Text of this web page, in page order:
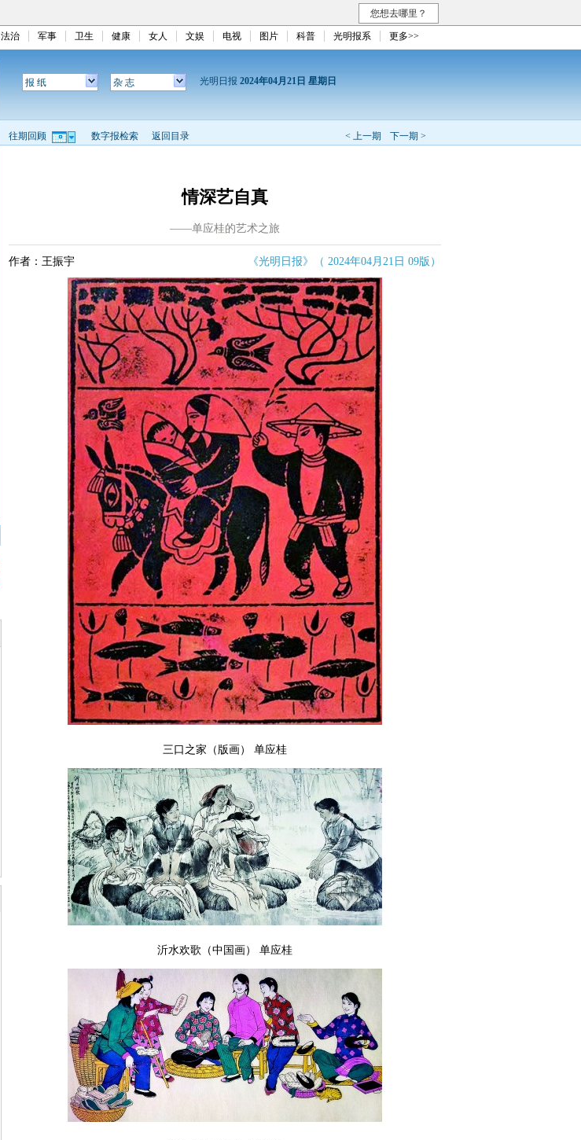
您想去哪里？
法治 军事 卫生 健康 女人 文娱 电视 图片 科普 光明报系 更多>>
报 纸 杂 志 光明日报 2024年04月21日 星期日
< 上一期 下一期 >
往期回顾 数字报检索 返回目录
情深艺自真
——单应桂的艺术之旅
作者：王振宇 《光明日报》（ 2024年04月21日 09版）
三口之家（版画） 单应桂
沂水欢歌（中国画） 单应桂